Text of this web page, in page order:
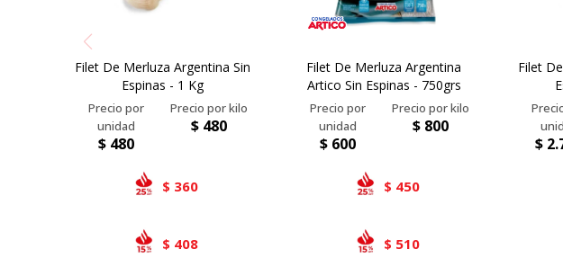
Filet De Merluza Argentina Sin
Espinas - 1 Kg
$ 480
$ 480
$ 360
$ 408
Filet De Merluza Argentina
Artico Sin Espinas - 750grs
$ 600
$ 800
$ 450
$ 510
Filet
$